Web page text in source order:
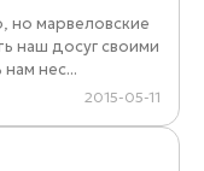
но марвеловские
наш досуг своими
нес...
2015-05-11